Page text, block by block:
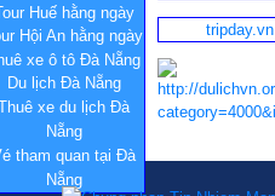
Huế hằng ngày
Hội An hằng ngày
xe ô tô Đà Nẵng
Du lịch Đà Nẵng
xe du lịch Đà
Nẵng
tham quan tại Đà
Nẵng
tripday.vn